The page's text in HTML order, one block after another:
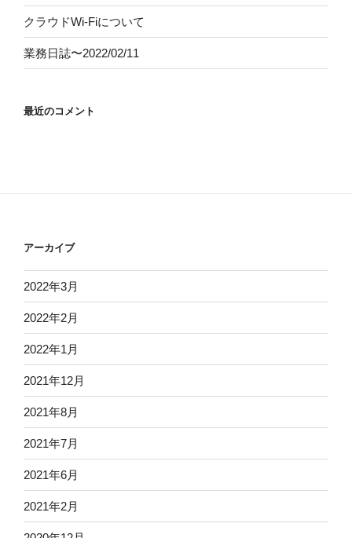
クラウドWi-Fiについて
業務日誌〜2022/02/11
最近のコメント
アーカイブ
2022年3月
2022年2月
2022年1月
2021年12月
2021年8月
2021年7月
2021年6月
2021年2月